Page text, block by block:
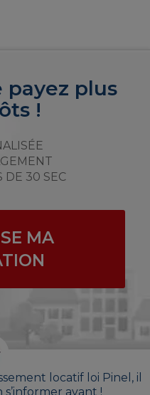
payez plus
!
DE 30 SEC
MA
locatif loi Pinel, il
avant !